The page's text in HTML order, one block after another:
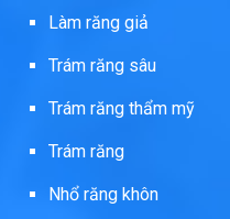
Làm răng giả
Trám răng sâu
Trám răng thẩm mỹ
Trám răng
Nhổ răng khôn